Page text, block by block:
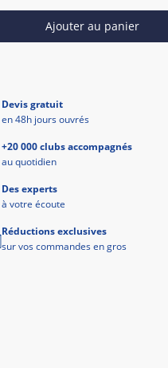
Ajouter au panier
Devis gratuit
en 48h jours ouvrés
+20 000 clubs accompagnés
au quotidien
Des experts
à votre écoute
Réductions exclusives
sur vos commandes en gros